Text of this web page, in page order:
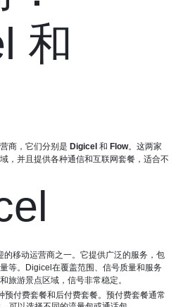
和
商，它们分别是 Digicel 和 Flow。这两家
，并且提供各种通信和互联网套餐，适合不
的移动运营商之一。它提供广泛的服务，包
等。Digicel在覆盖范围、信号质量和服务
旅游景点区域，信号非常稳定。
预付费套餐和后付费套餐。预付费套餐通常